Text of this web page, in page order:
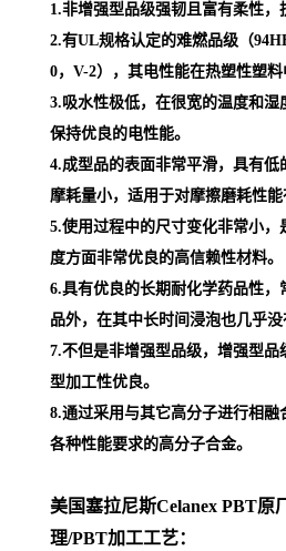
1.非增强型品级强韧且富有柔性，
2.有UL规格认定的难燃品级（
0，V-2），其电性能在热塑性塑料
3.吸水性极低，在很宽的温度和
保持优良的电性能。
4.成型品的表面非常平滑，具有
摩耗量小，适用于对摩擦磨耗性能
5.使用过程中的尺寸变化非常小
度方面非常优良的高信赖性材料。
6.具有优良的长期耐化学药品性
品外，在其中长时间浸泡也几乎没
7.不但是非增强型品级，增强型
型加工性优良。
8.通过采用与其它高分子进行相融
各种性能要求的高分子合金。
美国塞拉尼斯Celanex PBT原
理/PBT加工工艺：